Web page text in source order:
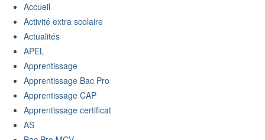
Accueil
Activité extra scolaire
Actualités
APEL
Apprentissage
Apprentissage Bac Pro
Apprentissage CAP
Apprentissage certificat
AS